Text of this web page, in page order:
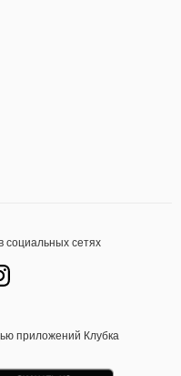
социальных сетях
приложений Клубка